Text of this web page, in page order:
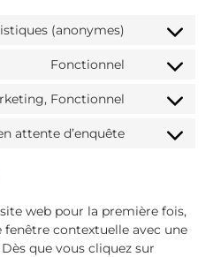
(anonymes)
Fonctionnel
Fonctionnel
attente d’enquête
web pour la première fois,
contextuelle avec une
que vous cliquez sur